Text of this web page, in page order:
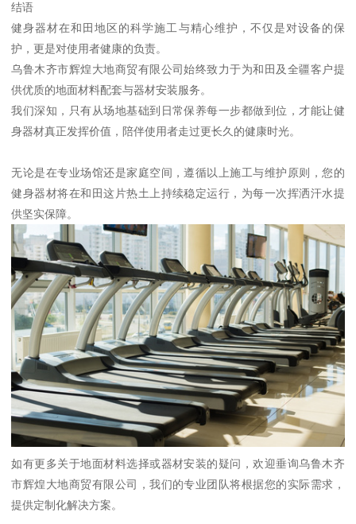
结语
健身器材在和田地区的科学施工与精心维护，不仅是对设备的保
护，更是对使用者健康的负责。
乌鲁木齐市辉煌大地商贸有限公司始终致力于为和田及全疆客户提
供优质的地面材料配套与器材安装服务。
我们深知，只有从场地基础到日常保养每一步都做到位，才能让健
身器材真正发挥价值，陪伴使用者走过更长久的健康时光。
无论是在专业场馆还是家庭空间，遵循以上施工与维护原则，您的
健身器材将在和田这片热土上持续稳定运行，为每一次挥洒汗水提
供坚实保障。
如有更多关于地面材料选择或器材安装的疑问，欢迎垂询乌鲁木齐
市辉煌大地商贸有限公司，我们的专业团队将根据您的实际需求，
提供定制化解决方案。